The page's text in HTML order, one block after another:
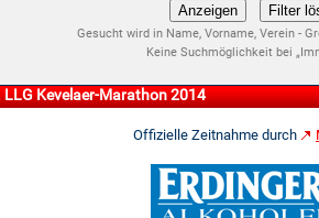
Gesucht wird in Name, Vorname, Verein -
Keine Suchmöglichkeit bei
LLG Kevelaer-Marathon 2014
Offizielle Zeitnahme durch